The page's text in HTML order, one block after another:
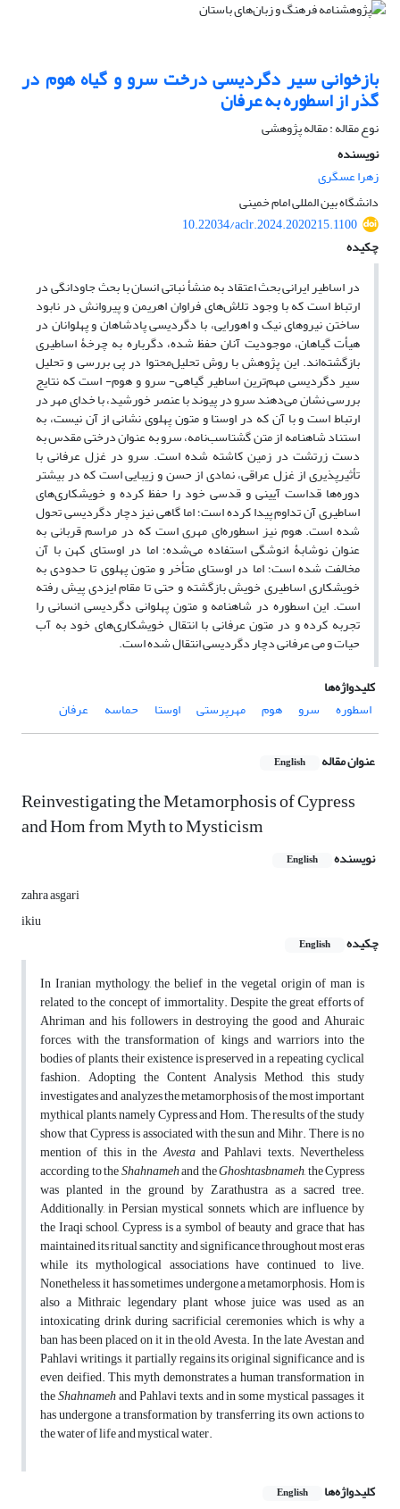
بازخوانی سیر دگردیسی درخت سرو و گیاه هوم در
گذر از اسطوره به عرفان
نوع مقاله : مقاله پژوهشی
نویسنده
زهرا عسگری
دانشگاه بین المللی امام خمینی
10.22034/aclr.2024.2020215.1100
چکیده
در اساطیر ایرانی بحث اعتقاد به منشأ نباتی انسان با بحث جاودانگی در
ارتباط است که با وجود تلاش‌های فراوان اهریمن و پیروانش در نابود
ساختن نیروهای نیک و اهورایی، با دگردیسی پادشاهان و پهلوانان در
هیأت گیاهان، موجودیت آنان حفظ شده، دگرباره به چرخۀ اساطیری
بازگشته‌اند. این پژوهش با روش تحلیل‌محتوا در پی بررسی و تحلیل
سیر دگردیسی مهم‌ترین اساطیر گیاهی- سرو و هوم- است که نتایج
بررسی نشان می‌دهند سرو در پیوند با عنصر خورشید، با خدای مهر در
ارتباط است و با آن که در اوستا و متون پهلوی نشانی از آن نیست، به
استناد شاهنامه از متن گشتاسب‌نامه، سرو به عنوان درختی مقدس به
دست زرتشت در زمین کاشته شده است. سرو در غزل عرفانی با
تأثیرپذیری از غزل عراقی، نمادی از حسن و زیبایی است که در بیشتر
دوره‌ها قداست آیینی و قدسی خود را حفظ کرده و خویشکاری‌های
اساطیری آن تداوم پیدا کرده است؛ اما گاهی نیز دچار دگردیسی تحول
شده است. هوم نیز اسطوره‌ای مهری است که در مراسم قربانی به
عنوان نوشابۀ انوشگی استفاده می‌شده؛ اما در اوستای کهن با آن
مخالفت شده است؛ اما در اوستای متأخر و متون پهلوی تا حدودی به
خویشکاری اساطیری خویش بازگشته و حتی تا مقام ایزدی پیش رفته
‌است. این اسطوره در شاهنامه و متون پهلوانی دگردیسی انسانی را
تجربه کرده و در متون عرفانی با انتقال خویشکاری‌های خود به آب
حیات و می ‌عرفانی دچار دگردیسی انتقال شده است.
کلیدواژه‌ها
اسطوره
سرو هوم مهرپرستی اوستا حماسه عرفان
عنوان مقاله English
Reinvestigating the Metamorphosis of Cypress
and Hom from Myth to Mysticism
نویسنده English
zahra asgari
ikiu
چکیده
English
In Iranian mythology, the belief in the vegetal origin of man is
related to the concept of immortality. Despite the great efforts of
Ahriman and his followers in destroying the good and Ahuraic
forces, with the transformation of kings and warriors into the
bodies of plants, their existence is preserved in a repeating cyclical
fashion. Adopting the Content Analysis Method, this study
investigates and analyzes the metamorphosis of the most important
mythical plants, namely Cypress and Hom. The results of the study
show that Cypress is associated with the sun and Mihr. There is no
mention of this in theAvestaand Pahlavi texts. Nevertheless,
according to theShahnamehand theGhoshtasbnameh, the Cypress
was planted in the ground by Zarathustra as a sacred tree.
Additionally, in Persian mystical sonnets, which are influence by
the Iraqi school, Cypress is a symbol of beauty and grace that has
maintained its ritual sanctity and significance throughout most eras
while its mythological associations have continued to live.
Nonetheless, it has sometimes undergone a metamorphosis. Hom is
also a Mithraic legendary plant whose juice was used as an
intoxicating drink during sacrificial ceremonies, which is why a
ban has been placed on it in the old Avesta. In the late Avestan and
Pahlavi writings, it partially regains its original significance and is
even deified. This myth demonstrates a human transformation in
theShahnamehand Pahlavi texts, and in some mystical passages, it
has undergone a transformation by transferring its own actions to
the water of life and mystical water.
کلیدواژه‌ها English